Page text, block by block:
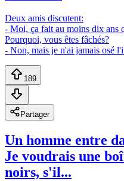
Deux amis discutent:
- Moi, ça fait au moins dix ans
Pourquoi, vous êtes fâchés?
- Non, mais je n'ai jamais osé
189
Partager
Un homme entre
Je voudrais une
noirs, s'il...